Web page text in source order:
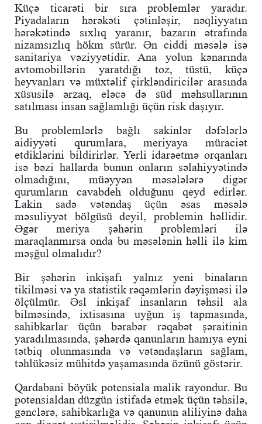
Küçə ticarəti bir sıra problemlər yaradır.
Piyadaların hərəkəti çətinləşir, nəqliyyatın
hərəkətində sıxlıq yaranır, bazarın ətrafında
nizamsızlıq hökm sürür. Ən ciddi məsələ isə
sanitariya vəziyyətidir. Ana yolun kənarında
avtomobillərin yaratdığı toz, tüstü, küçə
heyvanları və müxtəlif çirkləndiricilər arasında
xüsusilə ərzaq, eləcə də süd məhsullarının
satılması insan sağlamlığı üçün risk daşıyır.
Bu problemlərlə bağlı sakinlər dəfələrlə
aidiyyəti qurumlara, meriyaya müraciət
etdiklərini bildirirlər. Yerli idarəetmə orqanları
isə bəzi hallarda bunun onların səlahiyyətində
olmadığını, müəyyən məsələlərə digər
qurumların cavabdeh olduğunu qeyd edirlər.
Lakin sadə vətəndaş üçün əsas məsələ
məsuliyyət bölgüsü deyil, problemin həllidir.
Əgər meriya şəhərin problemləri ilə
maraqlanmırsa onda bu məsələnin həlli ilə kim
məşğul olmalıdır?
Bir şəhərin inkişafı yalnız yeni binaların
tikilməsi və ya statistik rəqəmlərin dəyişməsi ilə
ölçülmür. Əsl inkişaf insanların təhsil ala
bilməsində, ixtisasına uyğun iş tapmasında,
sahibkarlar üçün bərabər rəqabət şəraitinin
yaradılmasında, şəhərdə qanunların hamıya eyni
tətbiq olunmasında və vətəndaşların sağlam,
təhlükəsiz mühitdə yaşamasında özünü göstərir.
Qardabani böyük potensiala malik rayondur. Bu
potensialdan düzgün istifadə etmək üçün təhsilə,
gənclərə, sahibkarlığa və qanunun aliliyinə daha